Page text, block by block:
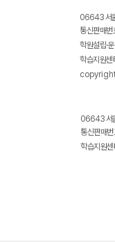
06643 서
통신판매
학원설립·
학습지원
06643 서
통신판매
학습지원